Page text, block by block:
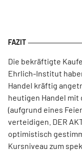
Die bekräftigte
Ehrlich-Institut
Handel kräftig
heutigen Handel mit
(aufgrund eines
verteidigen. DER
optimistisch
Kursniveau zum